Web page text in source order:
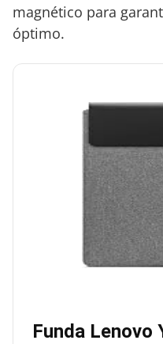
magnético para
óptimo.
Funda Lenovo